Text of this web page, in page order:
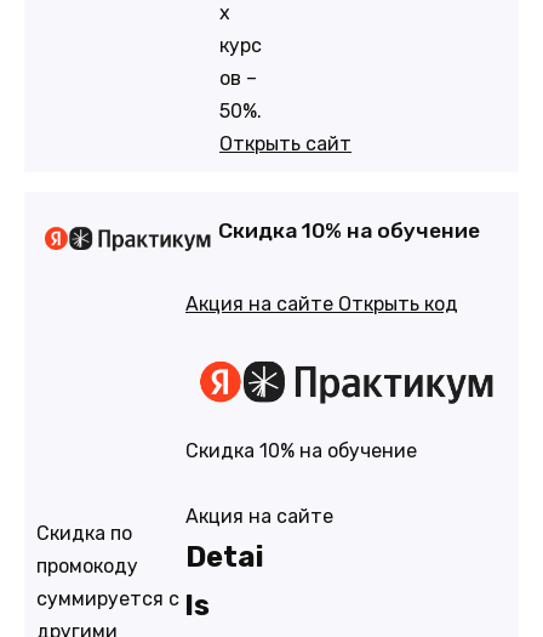
х
курс
ов –
50%.
Открыть сайт
Скидка 10% на обучение
Скидка по
промокоду
суммируется с
другими
Акция на сайте Открыть код
Скидка 10% на обучение
Акция на сайте
Detai
ls